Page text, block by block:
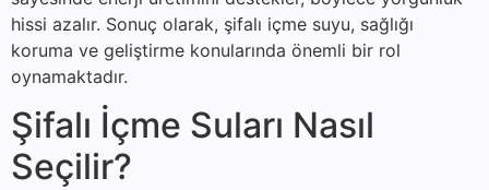
hissi azalır. Sonuç olarak, şifalı içme suyu, sağlığı
koruma ve geliştirme konularında önemli bir rol
oynamaktadır.
Şifalı İçme Suları Nasıl
Seçilir?